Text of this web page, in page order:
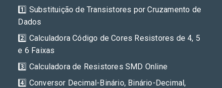
1️⃣ Substituição de Transistores por Cruzamento de
Dados
2️⃣ Calculadora Código de Cores Resistores de 4, 5
e 6 Faixas
3️⃣ Calculadora de Resistores SMD Online
4️⃣ Conversor Decimal-Binário, Binário-Decimal,